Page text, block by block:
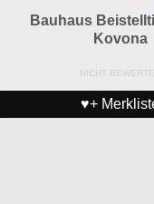
Bauhaus
Kovona
NICHT
♥+